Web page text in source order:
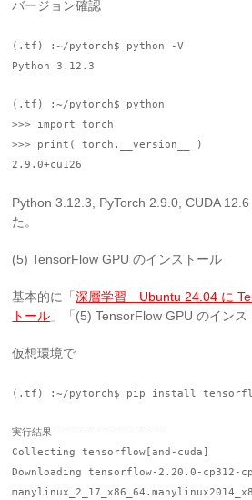
バージョン確認
(.tf) :~/pytorch$ python -V
Python 3.12.3
(.tf) :~/pytorch$ python
>>> import torch
>>> print( torch.__version__ )
2.9.0+cu126
Python 3.12.3, PyTorch 2.9.0, CUDA
た。
(5) TensorFlow GPU のインストール
基本的に「深層学習 Ubuntu 24.04 に
トール 」「(5) TensorFlow GPU のインス
仮想環境で
(.tf) :~/pytorch$ pip install
実行結果------------------
Collecting tensorflow[and-cuda]
Downloading tensorflow-2.20.0-cp312-